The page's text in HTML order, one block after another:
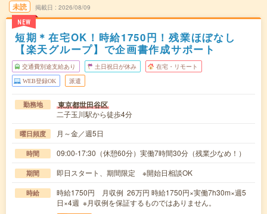
未読
NEW
掲載日 2026/08/09
短期＊在宅OK！時給1750円！残業ほぼなし
【楽天グループ】で企画書作成サポート
交通費別途支給あり 土日祝日が休み 在宅・リモート
WEB登録OK 派遣
勤務地 東京都世田谷区
二子玉川駅から徒歩4分
曜日頻度 月～金／週5日
時間 09:00-17:30（休憩60分）実働7時間30分（残業少なめ！）
期間 即日スタート、期間限定 ※開始日相談OK
時給
時給1750円 月収例 26万円 時給1750円×実働7h30m×週5
日×4週 ※月収例を保証するものではありません。